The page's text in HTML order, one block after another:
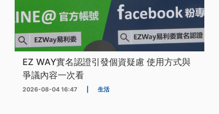
EZ WAY實名認證引發個資疑慮 使用方式與
爭議內容一次看
2026-08-04 16:47 生活